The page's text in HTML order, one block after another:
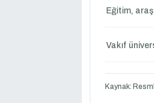
Eğitim,
Vakıf
Kaynak: